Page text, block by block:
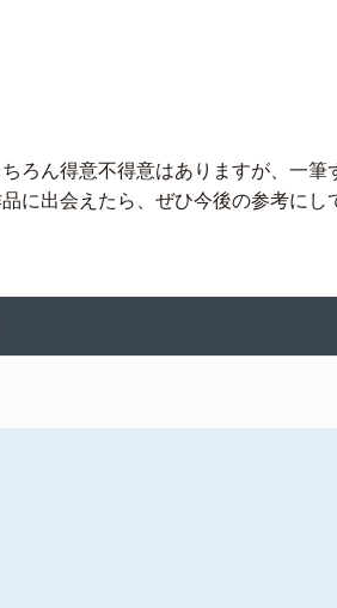
ろん得意不得意はありますが、一筆
に出会えたら、ぜひ今後の参考にし